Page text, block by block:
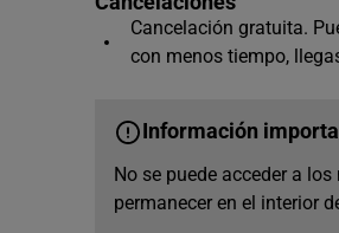
Cancelación gratuita.
con menos tiempo,
Información
No se puede acceder a
permanecer en el interior